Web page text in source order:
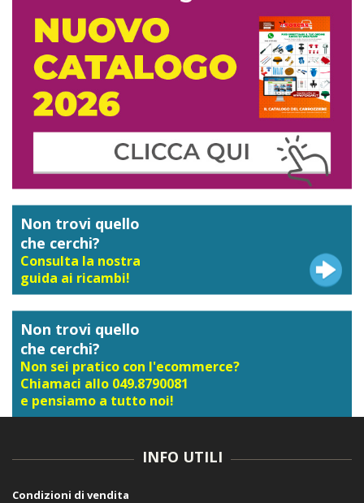
Non trovi quello
che cerchi?
Consulta la nostra
guida ai ricambi!
Non trovi quello
che cerchi?
Non sei pratico con l'ecommerce?
Chiamaci allo 049.8790081
e pensiamo a tutto noi!
INFO UTILI
Condizioni di vendita